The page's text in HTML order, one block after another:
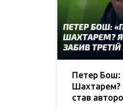
Петер
Шахтарем?
став